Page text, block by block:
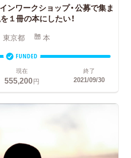
ンワークショップ・公募で集ま
１冊の本にしたい！
東京都 本
FUNDED
現在
555,200円
終了
2021/09/30